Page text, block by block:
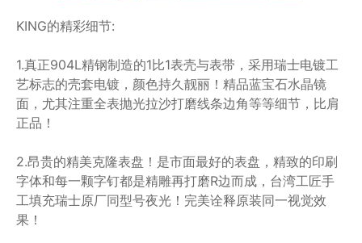
KING的精彩细节:
1.真正904L精钢制造的1比1表壳与表带，采用瑞士电镀工
艺标志的壳套电镀，颜色持久靓丽！精品蓝宝石水晶镜
面，尤其注重全表抛光拉沙打磨线条边角等等细节，比肩
正品！
2.昂贵的精美克隆表盘！是市面最好的表盘，精致的印刷
字体和每一颗字钉都是精雕再打磨R边而成，台湾工匠手
工填充瑞士原厂同型号夜光！完美诠释原装同一视觉效
果！